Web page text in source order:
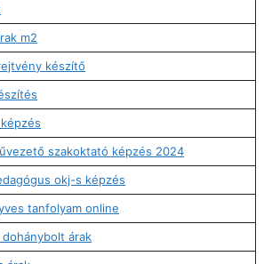
m2
készítő
szakoktató képzés 2024
okj-s képzés
tanfolyam online
árak